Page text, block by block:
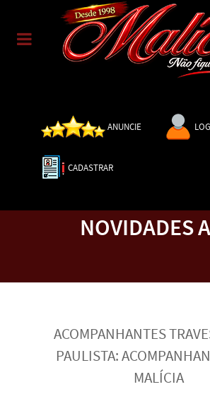
ANUNCIE
CADASTRAR
NOVIDADES
ACOMPANHANTES
PAULISTA:
MALÍCIA